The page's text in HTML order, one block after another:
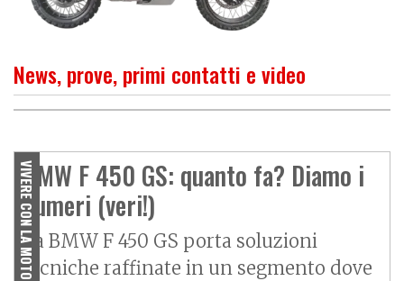
News, prove, primi contatti e video
OProva BMW F 450 GS, pregi e
difetti della crossover da
patente A2
VIVERE CON LA MOTO
BMW F 450 GS: quanto fa? Diamo i
numeri (veri!)
La BMW F 450 GS porta soluzioni
tecniche raffinate in un segmento dove